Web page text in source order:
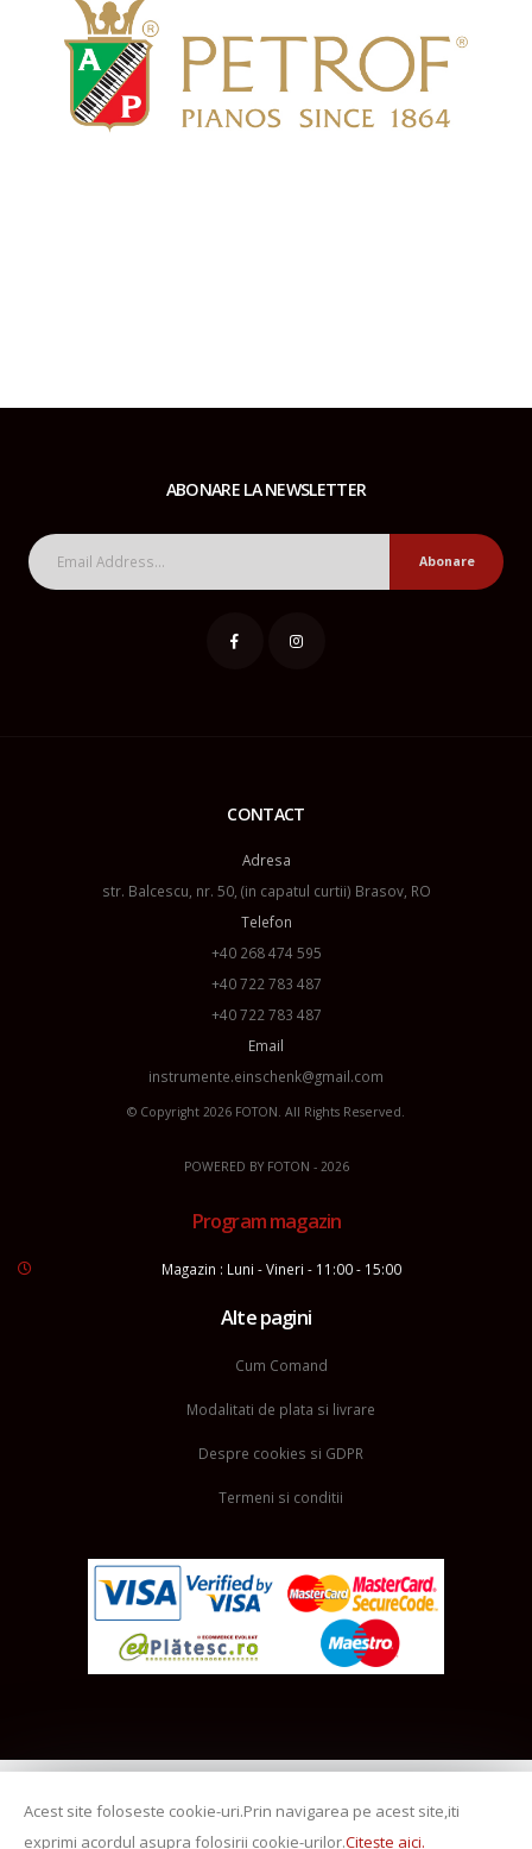
ABONARE LA NEWSLETTER
Abonare
CONTACT
Adresa
str. Balcescu, nr. 50, (in capatul curtii) Brasov, RO
Telefon
+40 268 474 595
+40 722 783 487
+40 722 783 487
Email
instrumente.einschenk@gmail.com
© Copyright 2026 FOTON . All Rights Reserved.
POWERED BY FOTON - 2026
Program magazin
Magazin : Luni - Vineri - 11:00 - 15:00
Alte pagini
Cum Comand
Modalitati de plata si livrare
Despre cookies si GDPR
Termeni si conditii
Acest site foloseste cookie-uri.Prin navigarea pe acest site,iti
exprimi acordul asupra folosirii cookie-urilor.Citește aici.